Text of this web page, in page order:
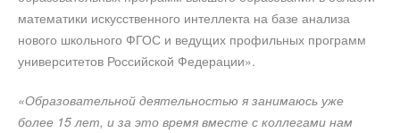
математики искусственного интеллекта на базе анализа
нового школьного ФГОС и ведущих профильных программ
университетов Российской Федерации».
«Образовательной деятельностью я занимаюсь уже
более 15 лет, и за это время вместе с коллегами нам